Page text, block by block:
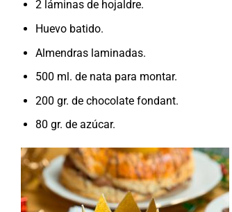
2 láminas de hojaldre.
Huevo batido.
Almendras laminadas.
500 ml. de nata para montar.
200 gr. de chocolate fondant.
80 gr. de azúcar.